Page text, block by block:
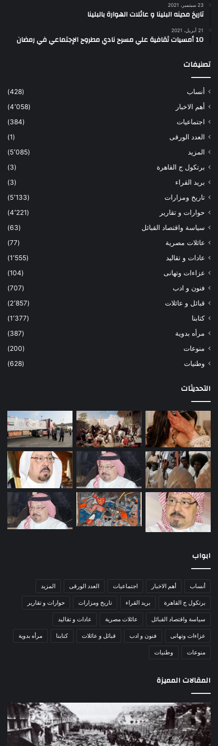
23 سبتمبر، 2021
تاريخ مدينه البلينا و عائلات الهوارة بالبلينا
21 أبريل، 2021
10 أمسيات ثقافية علي مسرح نادي مطروح الإجتماعي في رمضان
تصنيفات
أنساب
(428)
أهم الاخبار
(4٬058)
اجتماعيات
(384)
العدد الورقى
(1)
المزيد
(5٬085)
برتكول ج القاهرة
(3)
بريد القراء
(3)
تاريخ ومزارات
(5٬133)
حوارات و تقارير
(4٬221)
سياسة واقتصاد القبائل
(63)
عائلات مصرية
(77)
عادات و تقاليد
(1٬555)
عزاءات وتهانى
(104)
فنون و ادب
(707)
قبائل و عائلات
(2٬857)
كتابنا
(1٬377)
مرأه بدوية
(387)
منوعات
(200)
وطنيات
(628)
التحديثات
ابواب
أنساب أهم الاخبار اجتماعيات العدد الورقى المزيد
برتكول ج القاهرة بريد القراء تاريخ ومزارات حوارات و تقارير
سياسة واقتصاد القبائل عائلات مصرية عادات و تقاليد
عزاءات وتهانى فنون و ادب قبائل و عائلات كتابنا مرأه بدوية
منوعات وطنيات
المقالات المميزة
مذبحة
اللد..
القصة
الكاملة